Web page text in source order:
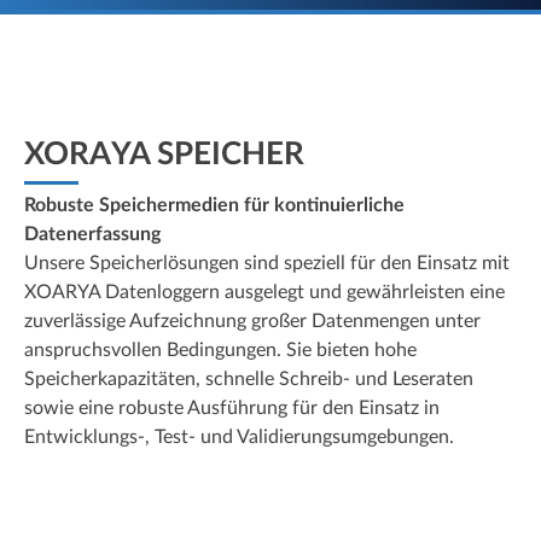
XORAYA SPEICHER
Robuste Speichermedien für kontinuierliche
Datenerfassung
Unsere Speicherlösungen sind speziell für den Einsatz mit
XOARYA Datenloggern ausgelegt und gewährleisten eine
zuverlässige Aufzeichnung großer Datenmengen unter
anspruchsvollen Bedingungen. Sie bieten hohe
Speicherkapazitäten, schnelle Schreib- und Leseraten
sowie eine robuste Ausführung für den Einsatz in
Entwicklungs-, Test- und Validierungsumgebungen.